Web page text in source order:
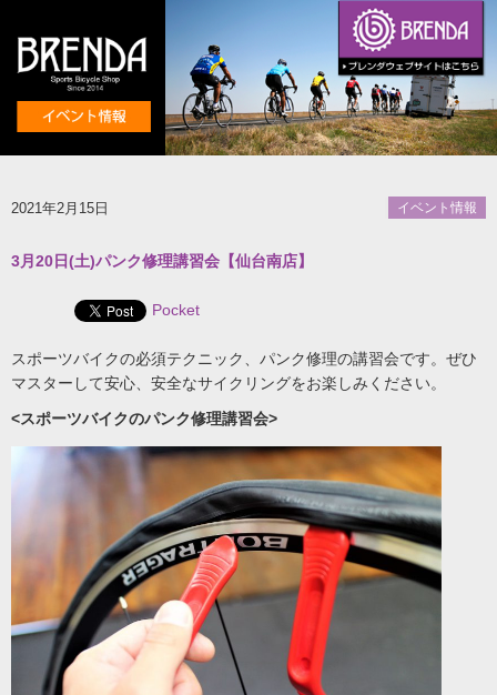
2021年2月15日 イベント情報
3月20日(土)パンク修理講習会【仙台南店】
Pocket
スポーツバイクの必須テクニック、パンク修理の講習会です。ぜひ
マスターして安心、安全なサイクリングをお楽しみください。
<スポーツバイクのパンク修理講習会>